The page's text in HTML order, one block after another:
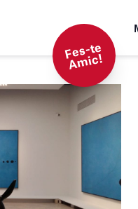
F
es-t
e
A
mi
c!